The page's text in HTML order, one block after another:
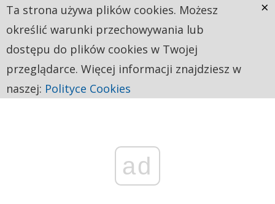
ad
Ta strona używa plików cookies. Możesz
określić warunki przechowywania lub
dostępu do plików cookies w Twojej
przeglądarce. Więcej informacji znajdziesz w
naszej: Polityce Cookies
×